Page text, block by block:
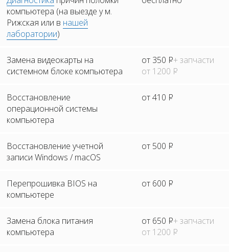
компьютера (на выезде у м.
Рижская или в нашей
лаборатории)
Замена видеокарты на
системном блоке компьютера
от 350 Р+ запчасти
от 1200 Р
Восстановление
операционной системы
компьютера
от 410 Р
Восстановление учетной
записи Windows / macOS
от 500 Р
Перепрошивка BIOS на
компьютере
от 600 Р
Замена блока питания
компьютера
от 650 Р+ запчасти
от 1200 Р